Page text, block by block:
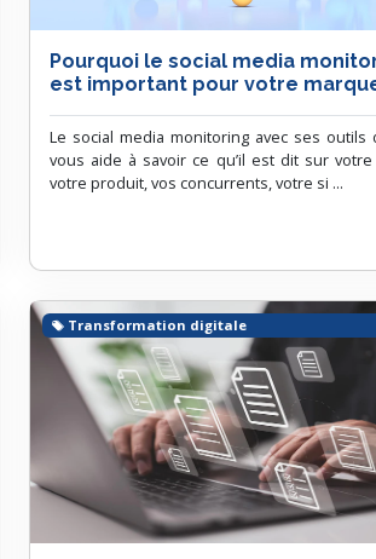
Pourquoi le social media
est important pour votre
Le social media monitoring avec ses outils
vous aide à savoir ce qu’il est dit sur
votre produit, vos concurrents, votre si ...
Transformation digitale